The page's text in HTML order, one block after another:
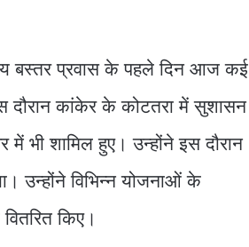
बस्तर प्रवास के पहले दिन आज कई
दौरान कांकेर के कोटतरा में सुशासन
भी शामिल हुए। उन्होंने इस दौरान
उन्होंने विभिन्न योजनाओं के
किए।